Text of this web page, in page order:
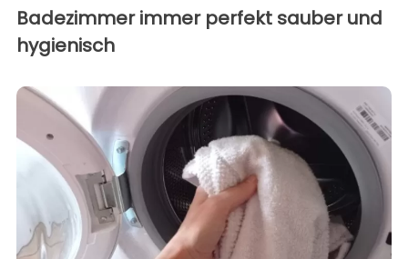
Badezimmer immer perfekt sauber und
hygienisch